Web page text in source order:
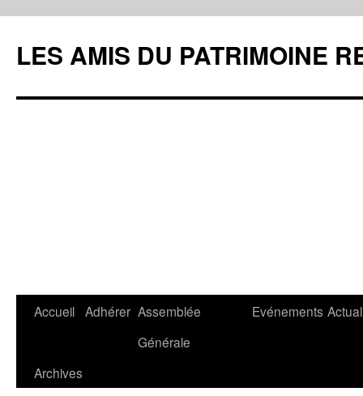
LES AMIS DU PATRIMOINE
Aller
contenu
Accueil Adhérer Assemblée
Générale
Evénements
Archives